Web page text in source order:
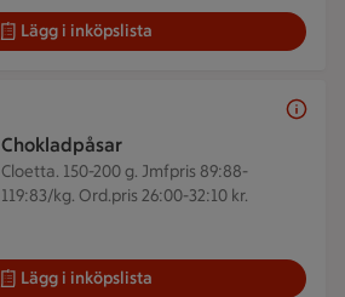
Lägg i inköpslista
Chokladpåsar
Cloetta. 150-200 g. Jmfpris 89:88-
119:83/kg. Ord.pris 26:00-32:10 kr.
Lägg i inköpslista